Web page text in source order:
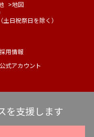
>地図
日祝祭日を除く）
用情報
式アカウント
を支援します